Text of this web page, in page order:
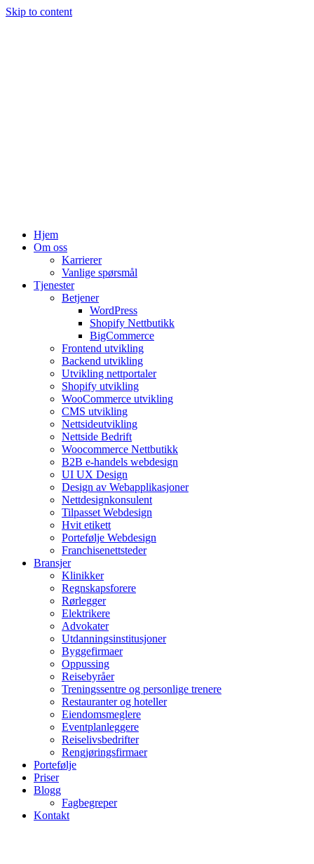
Skip to content
Hjem
Om oss
Karrierer
Vanlige spørsmål
Tjenester
Betjener
WordPress
Shopify Nettbutikk
BigCommerce
Frontend utvikling
Backend utvikling
Utvikling nettportaler
Shopify utvikling
WooCommerce utvikling
CMS utvikling
Nettsideutvikling
Nettside Bedrift
Woocommerce Nettbutikk
B2B e-handels webdesign
UI UX Design
Design av Webapplikasjoner
Nettdesignkonsulent
Tilpasset Webdesign
Hvit etikett
Portefølje Webdesign
Franchisenettsteder
Bransjer
Klinikker
Regnskapsforere
Rørlegger
Elektrikere
Advokater
Utdanningsinstitusjoner
Byggefirmaer
Oppussing
Reisebyråer
Treningssentre og personlige trenere
Restauranter og hoteller
Eiendomsmeglere
Eventplanleggere
Reiselivsbedrifter
Rengjøringsfirmaer
Portefølje
Priser
Blogg
Fagbegreper
Kontakt